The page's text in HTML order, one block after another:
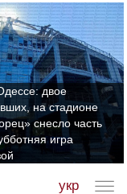
двое
на стадионе
снесло часть
игра
укр